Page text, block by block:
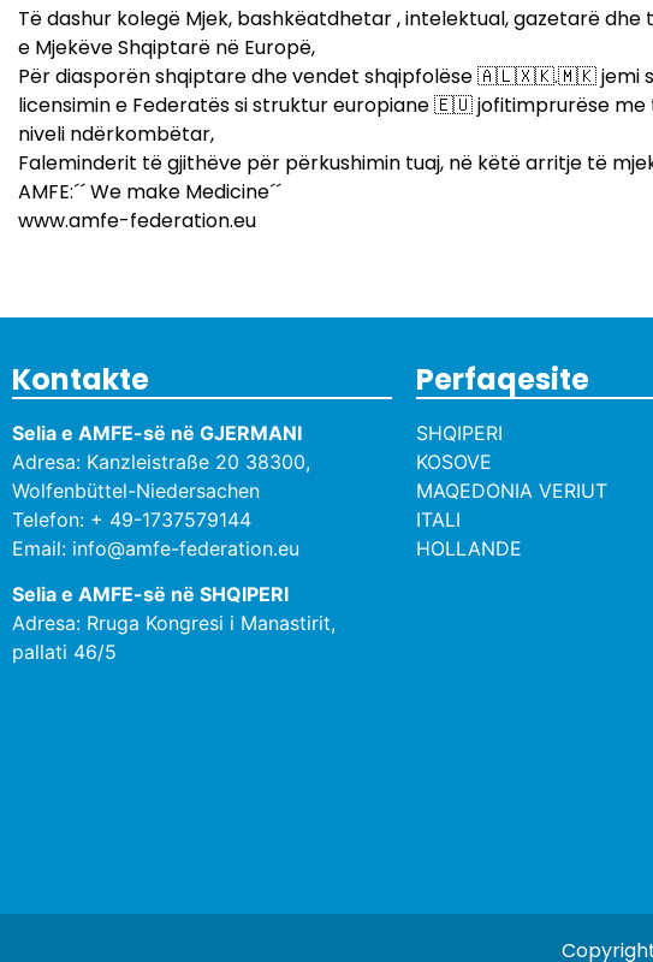
Të dashur kolegë Mjek, bashkëatdhetar , intelektual, gazetarë
e Mjekëve Shqiptarë në Europë,
Për diasporën shqiptare dhe vendet shqipfolëse 🇦🇱🇽🇰.🇲🇰 jemi
licensimin e Federatës si struktur europiane 🇪🇺 jofitimprurëse
niveli ndërkombëtar,
Faleminderit të gjithëve për përkushimin tuaj, në këtë arritje të
AMFE:´´ We make Medicine´´
www.amfe-federation.eu
Kontakte
Selia e AMFE-së në GJERMANI
Adresa: Kanzleistraße 20 38300,
Wolfenbüttel-Niedersachen
Telefon: + 49-1737579144
Email: info@amfe-federation.eu
Selia e AMFE-së në SHQIPERI
Adresa: Rruga Kongresi i Manastirit,
pallati 46/5
Perfaqesite
SHQIPERI
KOSOVE
MAQEDONIA VERIUT
ITALI
HOLLANDE